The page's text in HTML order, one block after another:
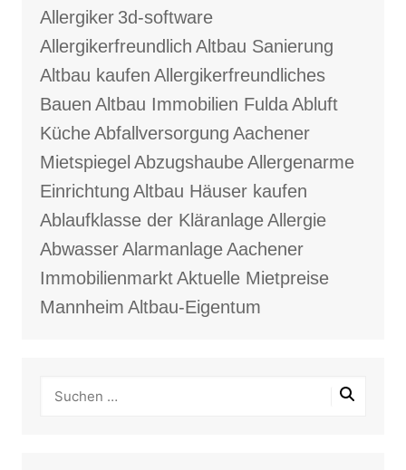
Allergiker 3d-software
Allergikerfreundlich Altbau Sanierung
Altbau kaufen Allergikerfreundliches
Bauen Altbau Immobilien FuldaAbluft
KücheAbfallversorgung Aachener
Mietspiegel AbzugshaubeAllergenarme
Einrichtung Altbau Häuser kaufen
Ablaufklasse der KläranlageAllergie
AbwasserAlarmanlageAachener
ImmobilienmarktAktuelle Mietpreise
Mannheim Altbau-Eigentum